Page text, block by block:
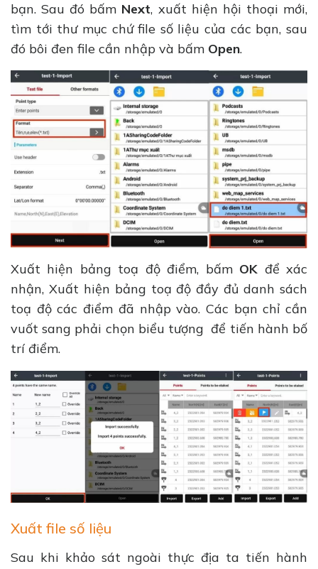
bạn. Sau đó bấm Next, xuất hiện hội thoại mới,
tìm tới thư mục chứ file số liệu của các bạn, sau
đó bôi đen file cần nhập và bấm Open.
Xuất hiện bảng toạ độ điểm, bấm OK để xác
nhận, Xuất hiện bảng toạ độ đầy đủ danh sách
toạ độ các điểm đã nhập vào. Các bạn chỉ cần
vuốt sang phải chọn biểu tượng để tiến hành bố
trí điểm.
Xuất file số liệu
Sau khi khảo sát ngoài thực địa ta tiến hành